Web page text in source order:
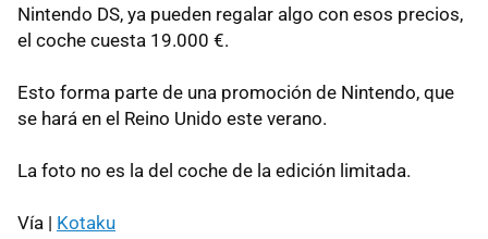
Nintendo DS, ya pueden regalar algo con esos precios,
el coche cuesta 19.000 €.
Esto forma parte de una promoción de Nintendo, que
se hará en el Reino Unido este verano.
La foto no es la del coche de la edición limitada.
Vía | Kotaku